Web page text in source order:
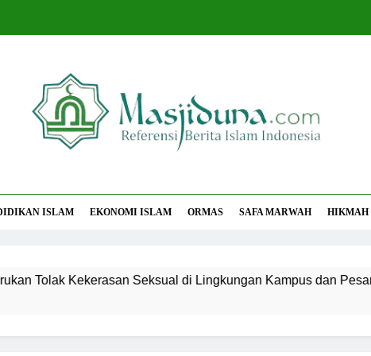
ISLAM EKONOMI ISLAM ORMAS SAFA MARWAH HIKMAH
Seksual di Lingkungan Kampus dan Pesantren